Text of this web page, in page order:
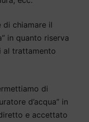
di chiamare il
in quanto riserva
al trattamento
di
d’acqua” in
e accettato